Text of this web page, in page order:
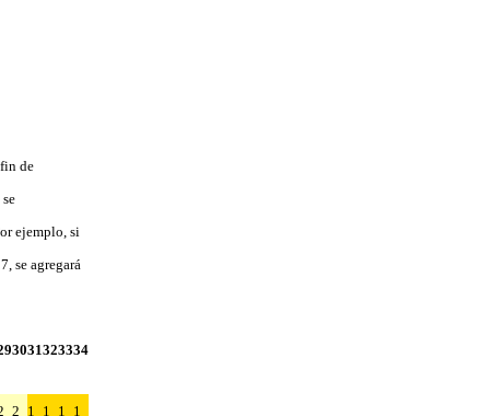
de
ejemplo, si
se agregará
3031323334
2 1 1 1 1